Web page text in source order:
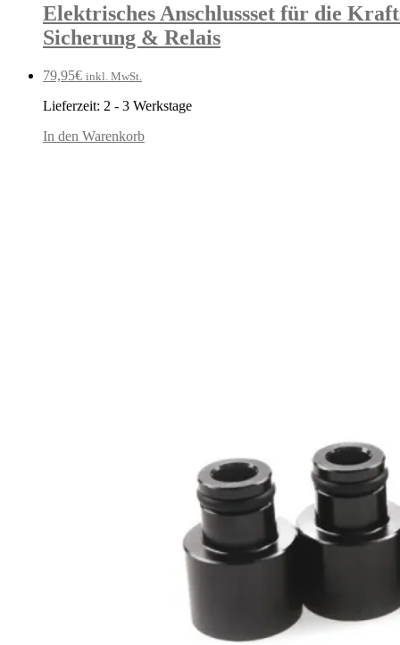
Elektrisches Anschlussset für die
Sicherung & Relais
79,95€ inkl. MwSt.
Lieferzeit: 2 - 3 Werkstage
In den Warenkorb